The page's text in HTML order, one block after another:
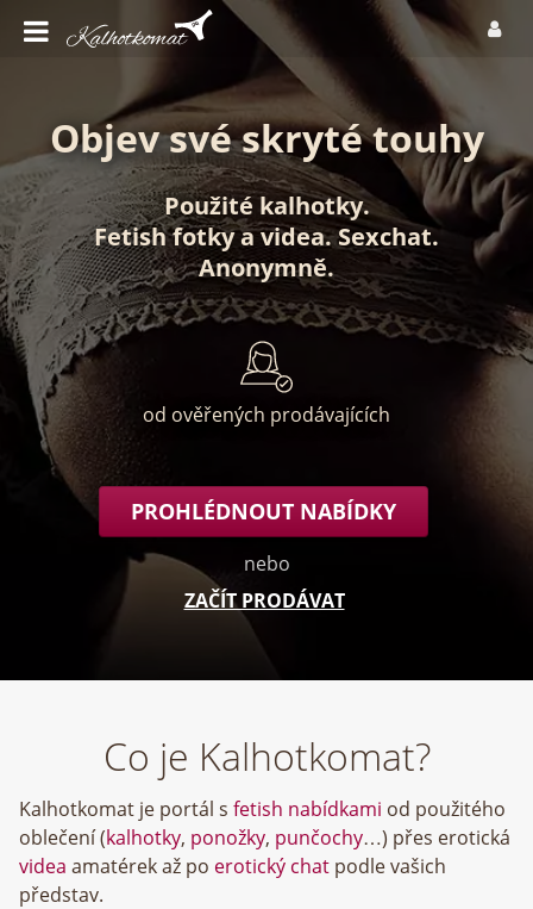
Objev své skryté touhy
Použité kalhotky.
Fetish fotkyavidea.Sexchat.
Anonymně.
od ověřených prodávajících
PROHLÉDNOUT NABÍDKY
nebo
ZAČÍT PRODÁVAT
Co je Kalhotkomat?
Kalhotkomat je portál s fetish nabídkami od použitého
oblečení (kalhotky, ponožky, punčochy…) přes erotická
videa amatérek až po erotický chat podle vašich
představ.